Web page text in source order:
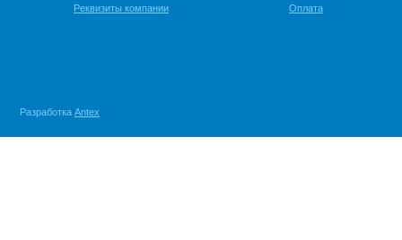
Реквизиты компании
Оплата
Разработка Antex